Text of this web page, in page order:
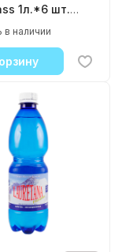
1л.*6 шт.
С газом
в наличии